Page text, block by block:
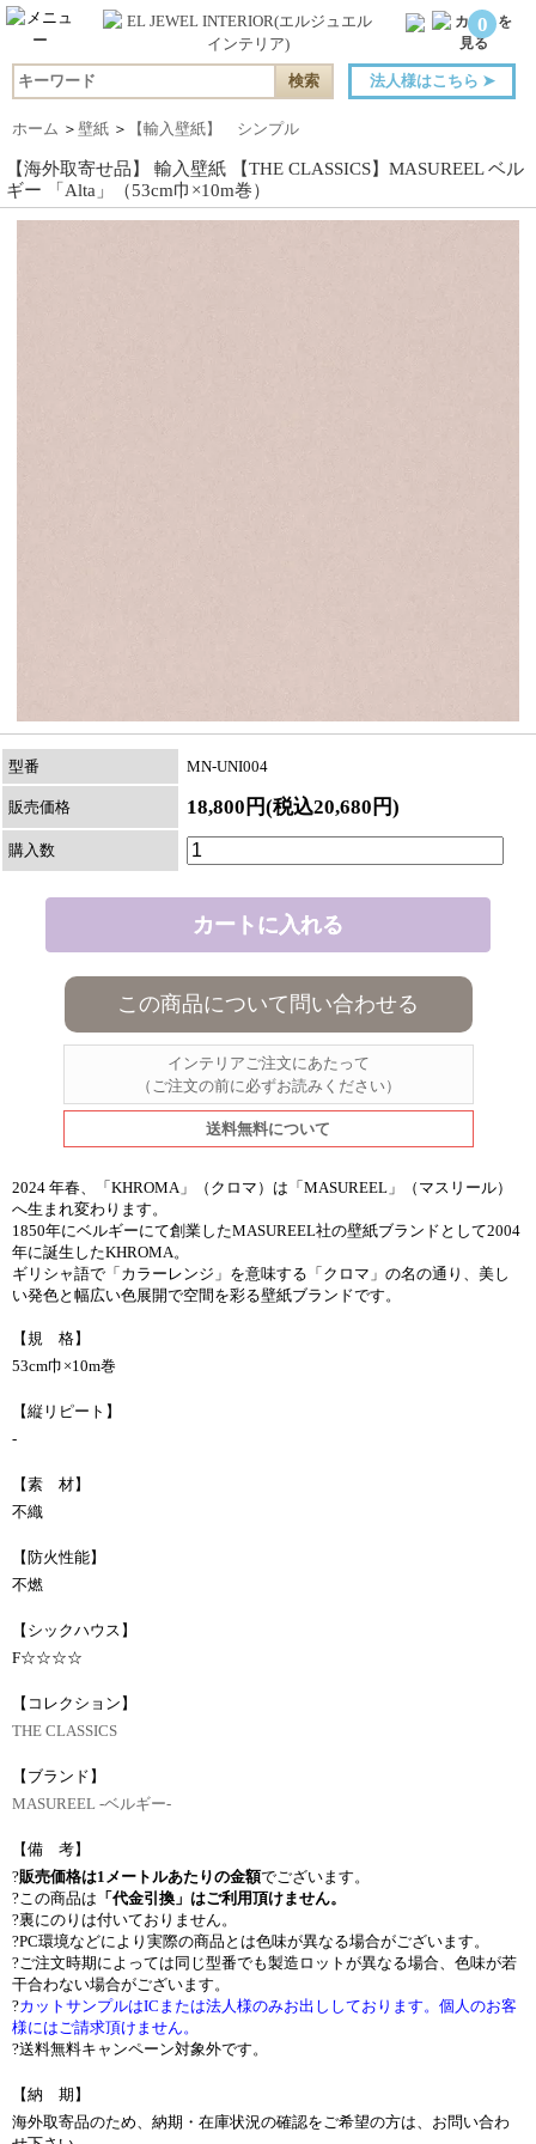
0
法人様はこちら ➤
ホーム ＞ 壁紙 ＞ 【輸入壁紙】 シンプル
【海外取寄せ品】 輸入壁紙 【THE CLASSICS】MASUREEL ベル
ギー 「Alta」（53cm巾×10m巻）
型番 MN-UNI004
販売価格 18,800円(税込20,680円)
購入数
この商品について問い合わせる
インテリアご注文にあたって
（ご注文の前に必ずお読みください）
送料無料について
2024 年春、「KHROMA」（クロマ）は「MASUREEL」（マスリール）
へ生まれ変わります。
1850年にベルギーにて創業したMASUREEL社の壁紙ブランドとして2004
年に誕生したKHROMA。
ギリシャ語で「カラーレンジ」を意味する「クロマ」の名の通り、美し
い発色と幅広い色展開で空間を彩る壁紙ブランドです。
【規 格】
53cm巾×10m巻
【縦リピート】
-
【素 材】
不織
【防火性能】
不燃
【シックハウス】
F☆☆☆☆
【コレクション】
THE CLASSICS
【ブランド】
MASUREEL -ベルギー-
【備 考】
?販売価格は1メートルあたりの金額でございます。
?この商品は 「代金引換」はご利用頂けません。
?裏にのりは付いておりません。
?PC環境などにより実際の商品とは色味が異なる場合がございます。
?ご注文時期によっては同じ型番でも製造ロットが異なる場合、色味が若
干合わない場合がございます。
?カットサンプルはICまたは法人様のみお出ししております。個人のお客
様にはご請求頂けません。
?送料無料キャンペーン対象外です。
【納 期】
海外取寄品のため、納期・在庫状況の確認をご希望の方は、お問い合わ